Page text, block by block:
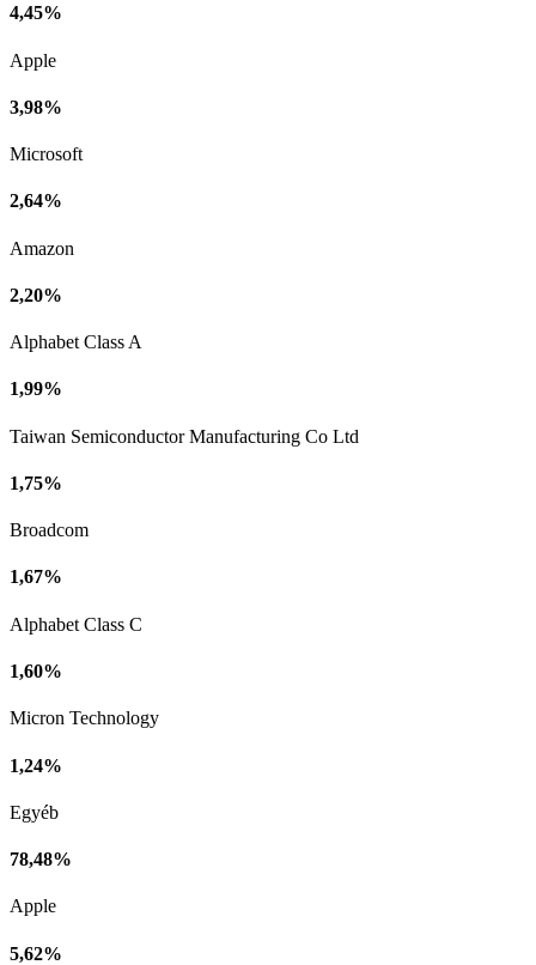
4,45%
Apple
3,98%
Microsoft
2,64%
Amazon
2,20%
Alphabet Class A
1,99%
Taiwan Semiconductor Manufacturing Co Ltd
1,75%
Broadcom
1,67%
Alphabet Class C
1,60%
Micron Technology
1,24%
Egyéb
78,48%
Apple
5,62%